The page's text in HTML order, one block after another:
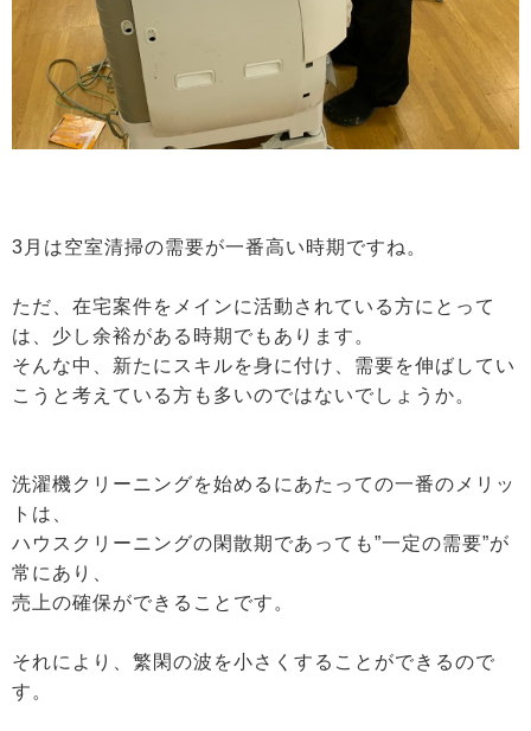
3月は空室清掃の需要が一番高い時期ですね。
ただ、在宅案件をメインに活動されている方にとって
は、少し余裕がある時期でもあります。
そんな中、新たにスキルを身に付け、需要を伸ばしてい
こうと考えている方も多いのではないでしょうか。
洗濯機クリーニングを始めるにあたっての一番のメリッ
トは、
ハウスクリーニングの閑散期であっても”一定の需要”が
常にあり、
売上の確保ができることです。
それにより、繁閑の波を小さくすることができるので
す。